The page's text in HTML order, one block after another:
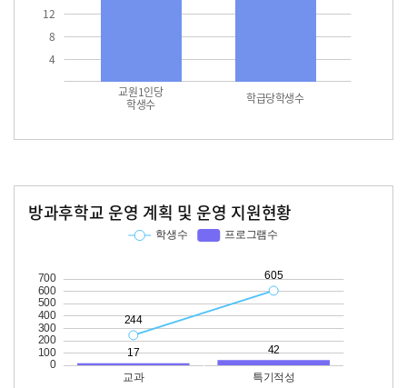
4
8
12
교원1인당
학생수 학급당학생수
방과후학교 운영 계획 및 운영 지원현황